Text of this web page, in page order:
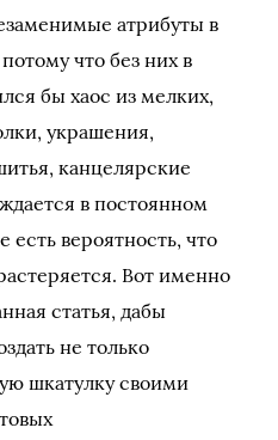
атрибуты в
что без них в
бы хаос из мелких,
украшения,
канцелярские
в постоянном
есть вероятность, что
Вот именно
статья, дабы
не только
шкатулку своими